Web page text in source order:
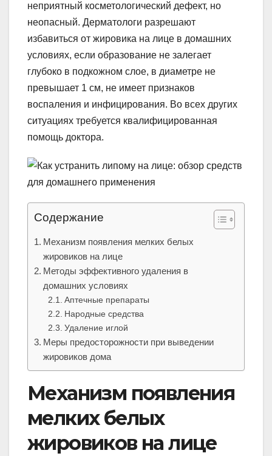
неприятный косметологический дефект, но
неопасный. Дерматологи разрешают
избавиться от жировика на лице в домашних
условиях, если образование не залегает
глубоко в подкожном слое, в диаметре не
превышает 1 см, не имеет признаков
воспаления и инфицирования. Во всех других
ситуациях требуется квалифицированная
помощь доктора.
Содержание
Механизм появления мелких белых
жировиков на лице
Методы эффективного удаления в
домашних условиях
Аптечные препараты
Народные средства
Удаление иглой
Меры предосторожности при выведении
жировиков дома
Механизм появления
мелких белых
жировиков на лице